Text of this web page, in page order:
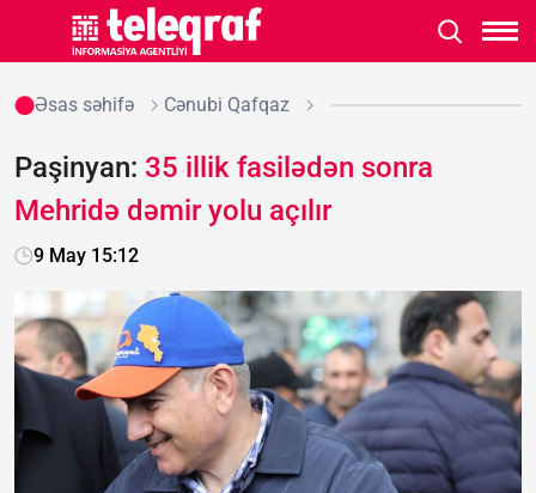
Əsas səhifə Cənubi Qafqaz
Paşinyan: 35 illik fasilədən sonra
Mehridə dəmir yolu açılır
9 May 15:12